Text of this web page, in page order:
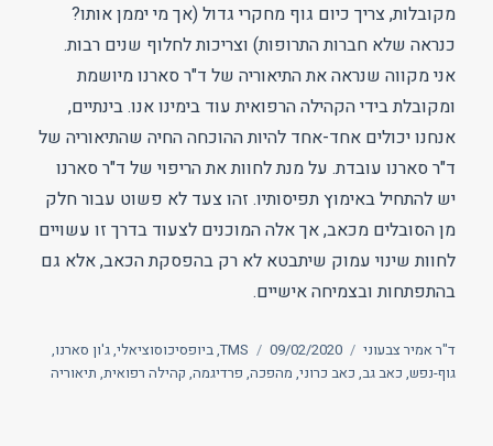
מקובלות, צריך כיום גוף מחקרי גדול (אך מי יממן אותו?
כנראה שלא חברות התרופות) וצריכות לחלוף שנים רבות.
אני מקווה שנראה את התיאוריה של ד"ר סארנו מיושמת
ומקובלת בידי הקהילה הרפואית עוד בימינו אנו. בינתיים,
אנחנו יכולים אחד-אחד להיות ההוכחה החיה שהתיאוריה של
ד"ר סארנו עובדת. על מנת לחוות את הריפוי של ד"ר סארנו
יש להתחיל באימוץ תפיסותיו. זהו צעד לא פשוט עבור חלק
מן הסובלים מכאב, אך אלה המוכנים לצעוד בדרך זו עשויים
לחוות שינוי עמוק שיתבטא לא רק בהפסקת הכאב, אלא גם
בהתפתחות ובצמיחה אישיים.
מחבר
ד"ר אמיר צבעוני
פורסם
בתאריך
09/02/2020 תגיות
TMS
,ביופסיכוסוציאלי,ג'ון סארנו,
גוף-נפש, כאב גב, כאב כרוני, מהפכה, פרדיגמה, קהילה רפואית, תיאוריה